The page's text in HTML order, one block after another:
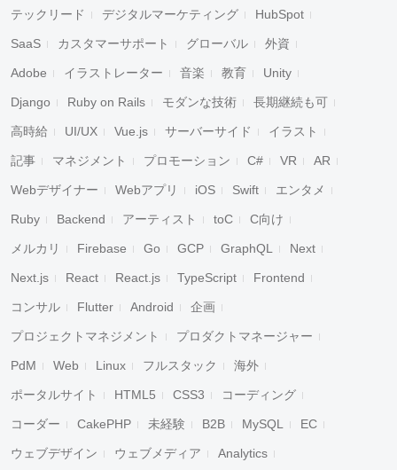
テックリード デジタルマーケティング HubSpot
SaaS カスタマーサポート グローバル 外資
Adobe イラストレーター 音楽 教育 Unity
Django Ruby on Rails モダンな技術 長期継続も可
高時給 UI/UX Vue.js サーバーサイド イラスト
記事 マネジメント プロモーション C# VR AR
Webデザイナー Webアプリ iOS Swift エンタメ
Ruby Backend アーティスト toC C向け
メルカリ Firebase Go GCP GraphQL Next
Next.js React React.js TypeScript Frontend
コンサル Flutter Android 企画
プロジェクトマネジメント プロダクトマネージャー
PdM Web Linux フルスタック 海外
ポータルサイト HTML5 CSS3 コーディング
コーダー CakePHP 未経験 B2B MySQL EC
ウェブデザイン ウェブメディア Analytics